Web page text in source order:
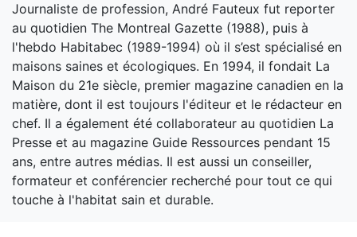
Journaliste de profession, André Fauteux fut reporter
au quotidien The Montreal Gazette (1988), puis à
l'hebdo Habitabec (1989-1994) où il s’est spécialisé en
maisons saines et écologiques. En 1994, il fondait La
Maison du 21e siècle, premier magazine canadien en la
matière, dont il est toujours l'éditeur et le rédacteur en
chef. Il a également été collaborateur au quotidien La
Presse et au magazine Guide Ressources pendant 15
ans, entre autres médias. Il est aussi un conseiller,
formateur et conférencier recherché pour tout ce qui
touche à l'habitat sain et durable.